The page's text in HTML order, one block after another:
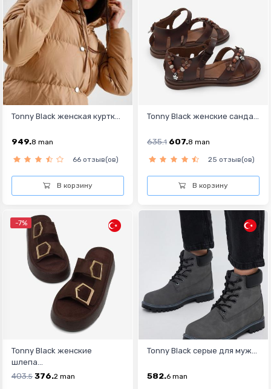
Tonny Black женская куртк...
949.8 man
66 отзыв(ов)
В корзину
Tonny Black женские санда...
635.1 607.8 man
25 отзыв(ов)
В корзину
-7%
Tonny Black женские
шлепа...
403.5 376.2 man
Tonny Black серыe для муж...
582.6 man